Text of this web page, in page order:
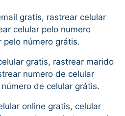
gratis, rastrear celular
celular pelo numero
pelo número grátis.
gratis, rastrear marido
numero de celular
de celular grátis.
online gratis, celular